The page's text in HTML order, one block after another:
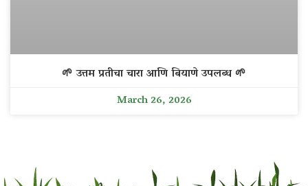
🌱 उत्तम प्रतीचा चारा आणि बियाणे उपलब्ध 🌱
March 26, 2026